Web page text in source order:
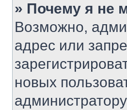
» Почему я не
Возможно,
адрес или
новых